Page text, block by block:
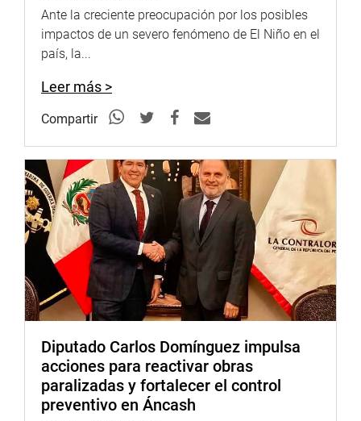
Ante la creciente preocupación por los posibles
impactos de un severo fenómeno de El Niño en el
país, la...
Leer más >
Compartir
Diputado Carlos Domínguez impulsa
acciones para reactivar obras
paralizadas y fortalecer el control
preventivo en Áncash